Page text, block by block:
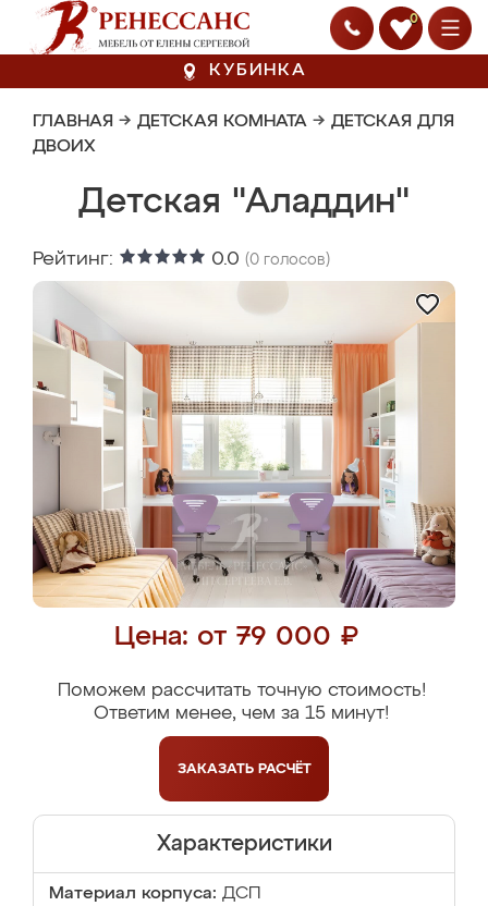
0
КУБИНКА
ГЛАВНАЯ → ДЕТСКАЯ КОМНАТА → ДЕТСКАЯ ДЛЯ
ДВОИХ
Детская "Аладдин"
Рейтинг: 0.0 (0 голосов)
Цена: от 79 000 ₽
Поможем рассчитать точную стоимость!
Ответим менее, чем за 15 минут!
ЗАКАЗАТЬ РАСЧЁТ
Характеристики
Материал корпуса: ДСП